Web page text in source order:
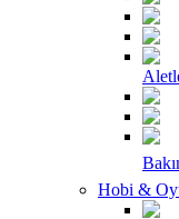
Hobi &